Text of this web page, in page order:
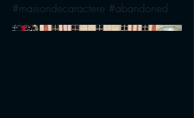
#maisondecaractere #abandoned